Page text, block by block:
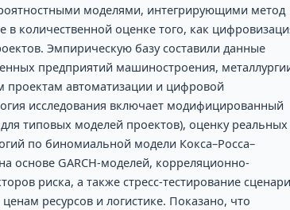
моделями, интегрирующими метод
количественной оценке того, как
Эмпирическую базу составили данные
предприятий машиностроения,
автоматизации и цифровой
исследования включает модифицированный
типовых моделей проектов), оценку реальных
по биномиальной модели Кокса–Росса–
основе GARCH-моделей, корреляционно-
риска, а также стресс-тестирование
ресурсов и логистике. Показано, что